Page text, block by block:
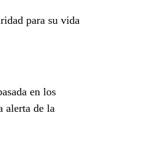
para su vida
en los
alerta de la